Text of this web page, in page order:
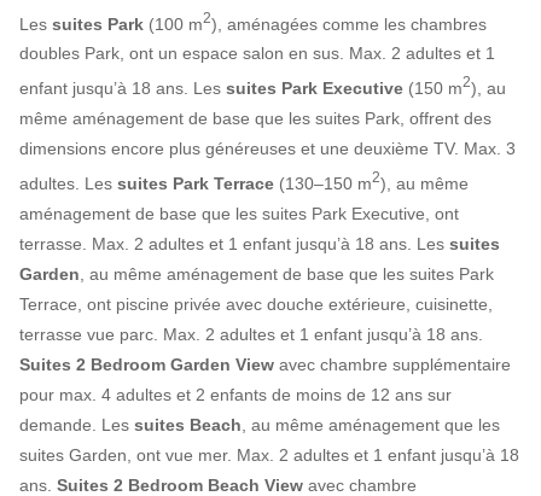
Les suites Park (100 m2), aménagées comme les chambres
doubles Park, ont un espace salon en sus. Max. 2 adultes et 1
enfant jusqu’à 18 ans. Les suites Park Executive (150 m2), au
même aménagement de base que les suites Park, offrent des
dimensions encore plus généreuses et une deuxième TV. Max. 3
adultes. Les suites Park Terrace (130–150 m2), au même
aménagement de base que les suites Park Executive, ont
terrasse. Max. 2 adultes et 1 enfant jusqu’à 18 ans. Les suites
Garden , au même aménagement de base que les suites Park
Terrace, ont piscine privée avec douche extérieure, cuisinette,
terrasse vue parc. Max. 2 adultes et 1 enfant jusqu’à 18 ans.
Suites 2 Bedroom Garden View avec chambre supplémentaire
pour max. 4 adultes et 2 enfants de moins de 12 ans sur
demande. Les suites Beach , au même aménagement que les
suites Garden, ont vue mer. Max. 2 adultes et 1 enfant jusqu’à 18
ans. Suites 2 Bedroom Beach View avec chambre